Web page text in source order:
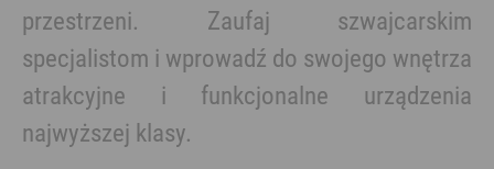
przestrzeni. Zaufaj szwajcarskim
specjalistom i wprowadź do swojego wnętrza
atrakcyjne i funkcjonalne urządzenia
najwyższej klasy.